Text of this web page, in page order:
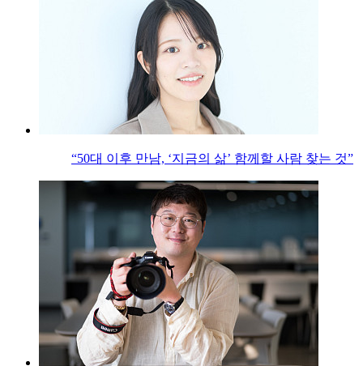
“50대 이후 만남, ‘지금의 삶’ 함께할 사람 찾는 것”